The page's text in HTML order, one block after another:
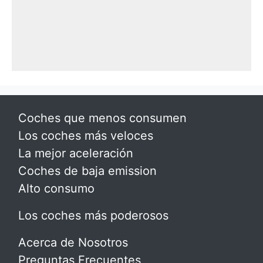
Coches que menos consumen
Los coches más veloces
La mejor aceleración
Coches de baja emission
Alto consumo
Los coches más poderosos
Acerca de Nosotros
Preguntas Frecuentes